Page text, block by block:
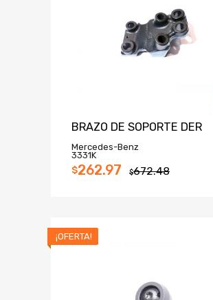
BRAZO DE SOPORTE DER
Mercedes-Benz
3331K
$672.48
$262.97
¡OFERTA!